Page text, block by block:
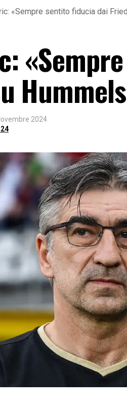
«Sempre sentito fiducia dai
2024